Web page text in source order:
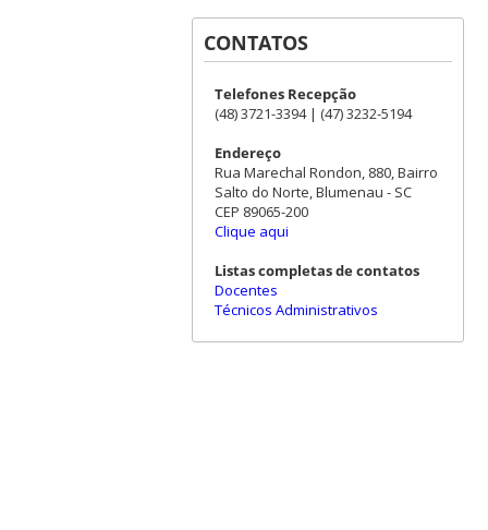
CONTATOS
Telefones Recepção
(48) 3721-3394 | (47) 3232-5194
Endereço
Rua Marechal Rondon, 880, Bairro
Salto do Norte, Blumenau - SC
CEP 89065-200
Clique aqui
Listas completas de contatos
Docentes
Técnicos Administrativos